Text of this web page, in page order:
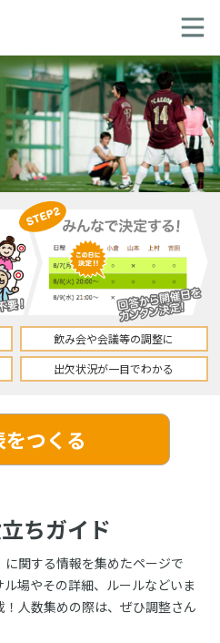
飲み会や会議等の調整に
出欠状況が一目でわかる
つくる
ちガイド
関する情報を集めたページで
場やその詳細、ルールなどいま
人数集めの際は、ぜひ調整さん